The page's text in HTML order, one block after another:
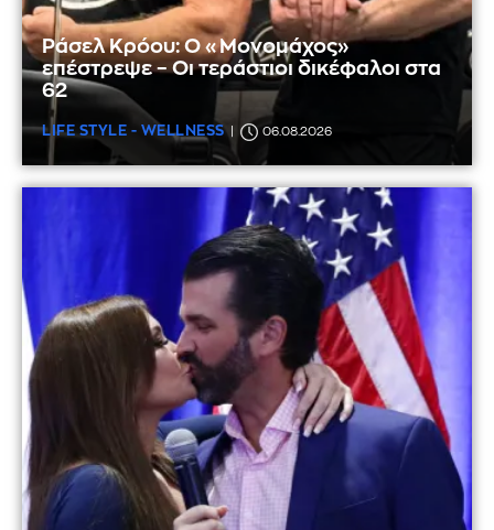
Ράσελ Κρόου: Ο «Μονομάχος»
επέστρεψε – Οι τεράστιοι δικέφαλοι στα
62
LIFE STYLE - WELLNESS 06.08.2026